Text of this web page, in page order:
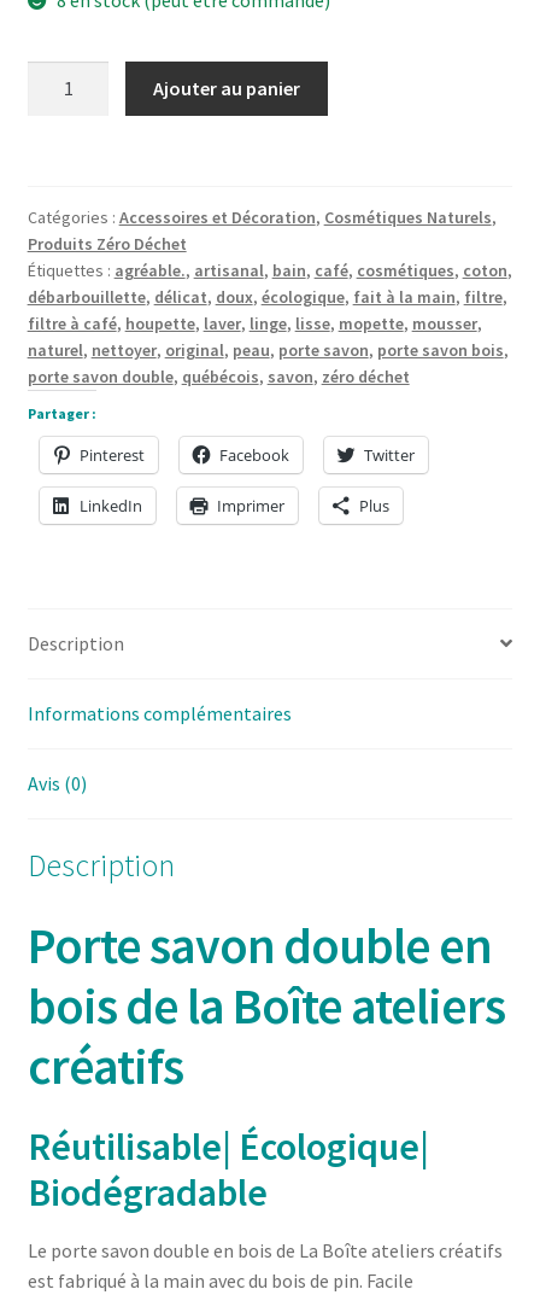
en
bois
Ajouter au panier
Catégories : Accessoires et Décoration, Cosmétiques Naturels,
Produits Zéro Déchet
Étiquettes : agréable., artisanal, bain, café, cosmétiques, coton,
débarbouillette, délicat, doux, écologique, fait à la main, filtre,
filtre à café, houpette, laver, linge, lisse, mopette, mousser,
naturel, nettoyer, original, peau, porte savon, porte savon bois,
porte savon double, québécois, savon, zéro déchet
Partager :
Pinterest Facebook Twitter
LinkedIn Imprimer Plus
Description
Informations complémentaires
Avis (0)
Description
Porte savon double en
bois de la Boîte ateliers
créatifs
Réutilisable| Écologique|
Biodégradable
Le porte savon double en bois de La Boîte ateliers créatifs
est fabriqué à la main avec du bois de pin. Facile